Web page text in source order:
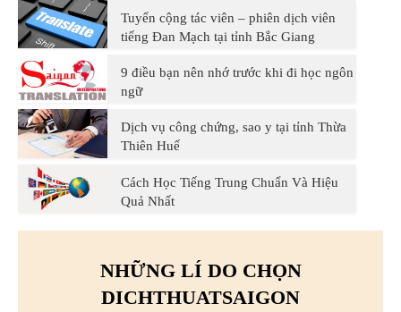
Tuyển cộng tác viên – phiên dịch viên
tiếng Đan Mạch tại tỉnh Bắc Giang
9 điều bạn nên nhớ trước khi đi học ngôn
ngữ
Dịch vụ công chứng, sao y tại tỉnh Thừa
Thiên Huế
Cách Học Tiếng Trung Chuẩn Và Hiệu
Quả Nhất
NHỮNG LÍ DO CHỌN
DICHTHUATSAIGON